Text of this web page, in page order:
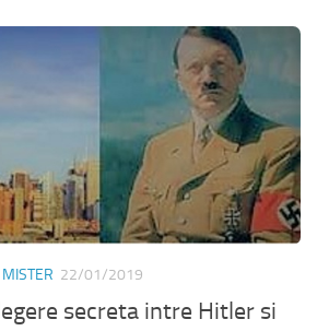
MISTER 22/01/2019
secreta intre Hitler si